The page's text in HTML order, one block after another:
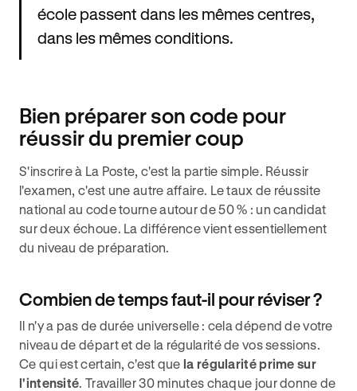
école passent dans les mêmes centres,
dans les mêmes conditions.
Bien préparer son code pour
réussir du premier coup
S'inscrire à La Poste, c'est la partie simple. Réussir
l'examen, c'est une autre affaire. Le taux de réussite
national au code tourne autour de 50 % : un candidat
sur deux échoue. La différence vient essentiellement
du niveau de préparation.
Combien de temps faut-il pour réviser ?
Il n'y a pas de durée universelle : cela dépend de votre
niveau de départ et de la régularité de vos sessions.
Ce qui est certain, c'est quela régularité prime sur
l'intensité. Travailler 30 minutes chaque jour donne de